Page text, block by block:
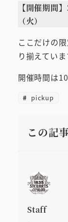
【開催期間
（火）
ここだけの
り揃えていま
開催時間は
pickup
この記
Staff